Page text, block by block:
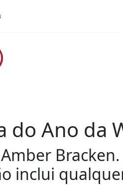
do Ano da
inclui